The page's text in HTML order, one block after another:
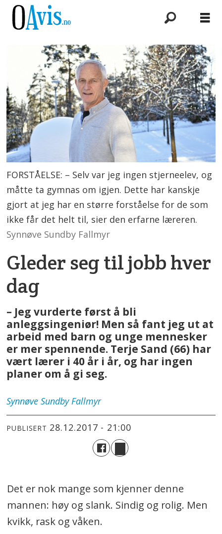
FORSTÅELSE: – Selv var jeg ingen stjerneelev, og
måtte ta gymnas om igjen. Dette har kanskje
gjort at jeg har en større forståelse for de som
ikke får det helt til, sier den erfarne læreren.
Synnøve Sundby Fallmyr
Gleder seg til jobb hver
dag
– Jeg vurderte først å bli
anleggsingeniør! Men så fant jeg ut at
arbeid med barn og unge mennesker
er mer spennende. Terje Sand (66) har
vært lærer i 40 år i år, og har ingen
planer om å gi seg.
Synnøve Sundby Fallmyr
PUBLISERT 28.12.2017 - 21:00
Det er nok mange som kjenner denne
mannen: høy og slank. Sindig og rolig. Men
kvikk, rask og våken.